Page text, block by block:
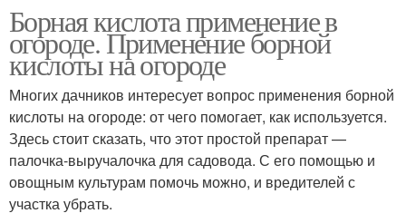
Борная кислота применение в
огороде. Применение борной
кислоты на огороде
Многих дачников интересует вопрос применения борной
кислоты на огороде: от чего помогает, как используется.
Здесь стоит сказать, что этот простой препарат —
палочка-выручалочка для садовода. С его помощью и
овощным культурам помочь можно, и вредителей с
участка убрать.